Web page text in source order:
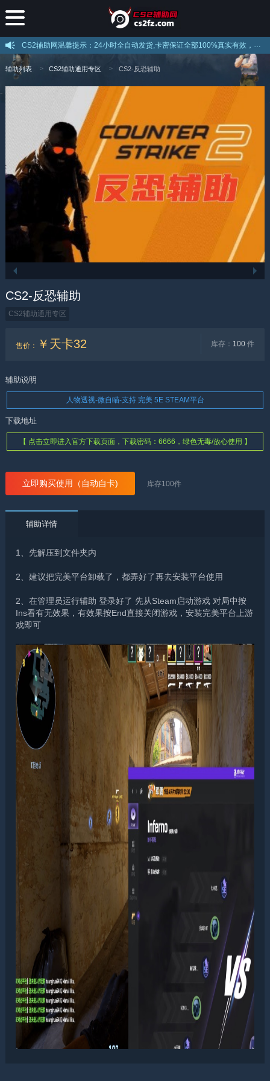
CS2辅助网温馨提示：24小时全自动发货,卡密保证全部100%真实有效，不存在假卡现象，下载后打开直接注册即可使用，注意官网提示的解压密码！
辅助列表 CS2辅助通用专区 CS2-反恐辅助
CS2-反恐辅助
CS2辅助通用专区
售价 ： ￥天卡32 库存： 100件
辅助说明
人物透视-微自瞄-支持 完美 5E STEAM平台
下载地址
【 点击立即进入官方下载页面，下载密码：6666，绿色无毒/放心使用 】
立即购买使用（自动自卡) 库存100件
辅助详情
1、先解压到文件夹内
2、建议把完美平台卸载了，都弄好了再去安装平台使用
2、在管理员运行辅助 登录好了 先从Steam启动游戏 对局中按
Ins看有无效果，有效果按End直接关闭游戏，安装完美平台上游
戏即可